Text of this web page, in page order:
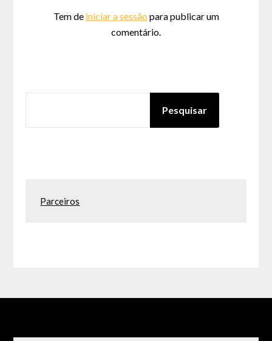
Tem de iniciar a sessão para publicar um
comentário.
Pesquisar
Parceiros